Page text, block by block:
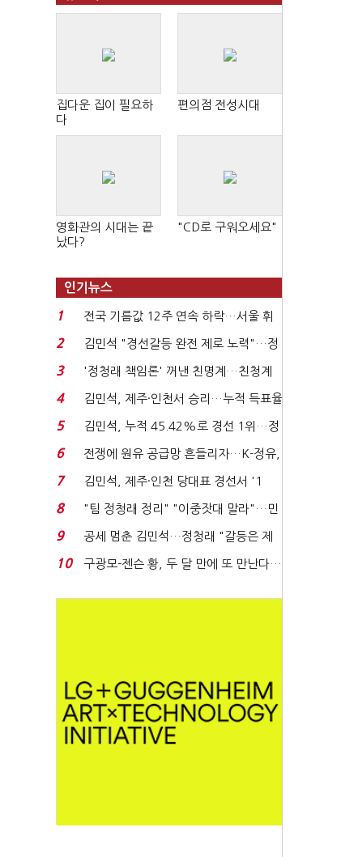
집다운 집이 필요하
다
편의점 전성시대
영화관의 시대는 끝
났다?
"CD로 구워오세요"
인기뉴스
1
전국 기름값 12주 연속 하락…서울 휘
발윳값 1909원...
2
김민석 "경선갈등 완전 제로 노력"…정
청래 "반명 공세 사...
3
'정청래 책임론' 꺼낸 친명계…친청계
는 추가투표 때리기...
4
김민석, 제주·인천서 승리…누적 득표율
'1위 탈환'(종합)...
5
김민석, 누적 45.42%로 경선 1위…정
청래와 격차 0.86%p(...
6
전쟁에 원유 공급망 흔들리자…K-정유,
에너지안보 핵심...
7
김민석, 제주·인천 당대표 경선서 '1
위'(1보)...
8
"팀 정청래 정리" "이중잣대 말라"…민
주 최고위원 계파 다...
9
공세 멈춘 김민석…정청래 "갈등은 제
가 수습"
10
구광모-젠슨 황, 두 달 만에 또 만난다…